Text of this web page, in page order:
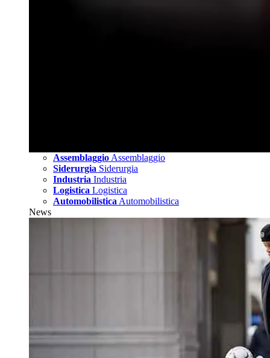
Assemblaggio Assemblaggio
Siderurgia Siderurgia
Industria Industria
Logistica Logistica
Automobilistica Automobilistica
News